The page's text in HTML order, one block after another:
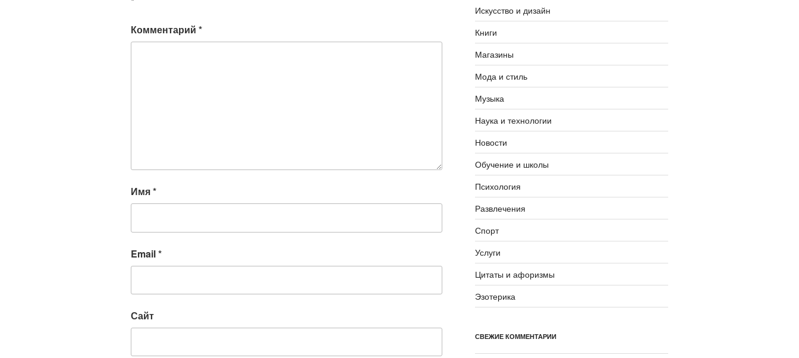
Комментарий *
Имя*
Email*
Сайт
Искусство и дизайн
Книги
Магазины
Мода и стиль
Музыка
Наука и технологии
Новости
Обучение и школы
Психология
Развлечения
Спорт
Услуги
Цитаты и афоризмы
Эзотерика
СВЕЖИЕ КОММЕНТАРИИ